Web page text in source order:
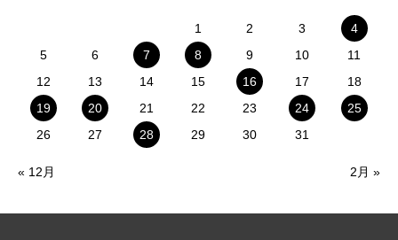
1 2 3
4
5
6 7 8 9 10
11
12
13 14 15 16 17
18
19
20 21 22 23 24
25
26
27 28 29 30 31
« 12月 2月 »